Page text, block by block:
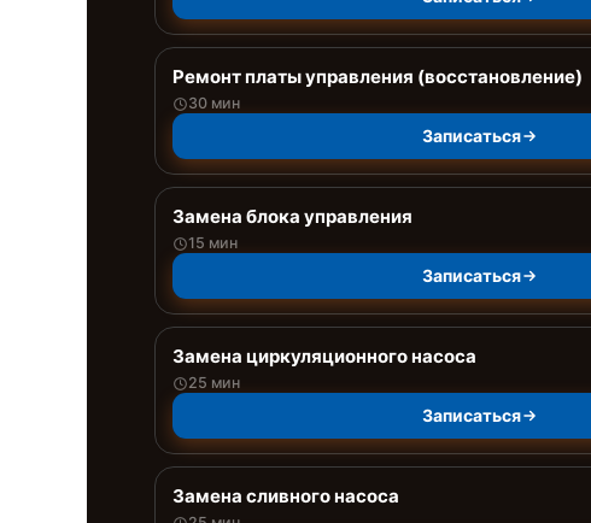
Ремонт платы управления (восстановление)
30 мин
Записаться
Замена блока управления
15 мин
Записаться
Замена циркуляционного насоса
25 мин
Записаться
Замена сливного насоса